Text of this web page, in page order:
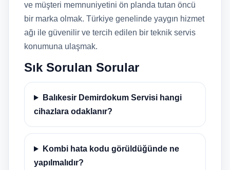
ve müşteri memnuniyetini ön planda tutan öncü
bir marka olmak. Türkiye genelinde yaygın hizmet
ağı ile güvenilir ve tercih edilen bir teknik servis
konumuna ulaşmak.
Sık Sorulan Sorular
Balıkesir Demirdokum Servisi hangi
cihazlara odaklanır?
Kombi hata kodu görüldüğünde ne
yapılmalıdır?